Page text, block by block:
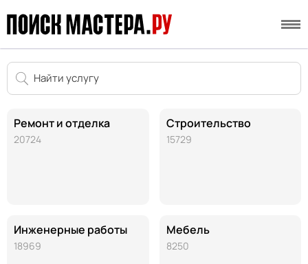
Ремонт и отделка
20724
Инженерные работы
18969
Строительство
15729
Мебель
8250